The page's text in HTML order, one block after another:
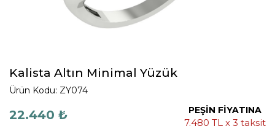
Kalista Altın Minimal Yüzük
Ürün Kodu: ZY074
22.440 ₺ PEŞİN FİYATINA
7.480 TL x 3 taksit